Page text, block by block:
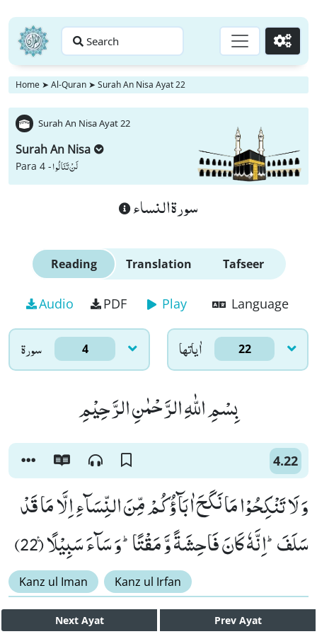
Search Go
Home ➤ Al-Quran ➤ Surah An Nisa Ayat 22
Surah An Nisa Ayat 22
Surah An Nisa
Para 4 -لَنْ تَنَالُوا
سورة النساء
Reading Translation Tafseer
Audio PDF Play Language
سورۃ 4 اٰياتها 22
بِسْمِ اللّٰهِ الرَّحْمٰنِ الرَّحِیْمِ
4.22
وَ لَا تَنْكِحُوْا مَا نَكَحَ اٰبَآؤُكُمْ مِّنَ النِّسَآءِ اِلَّا مَا قَدْ
سَلَفَؕ-اِنَّهٗ كَانَ فَاحِشَةً وَّ مَقْتًاؕ-وَ سَآءَ سَبِیْلًا۠ (22)
Kanz ul Iman Kanz ul Irfan
Next Ayat Prev Ayat